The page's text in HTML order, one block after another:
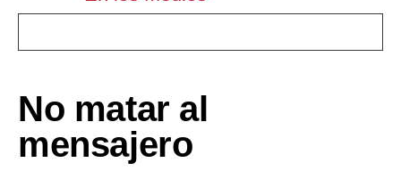
No matar al
mensajero